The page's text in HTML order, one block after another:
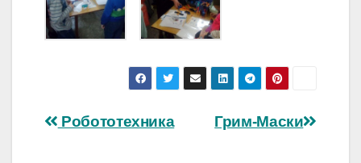
Навигация
Грим-Маски
Робототехника